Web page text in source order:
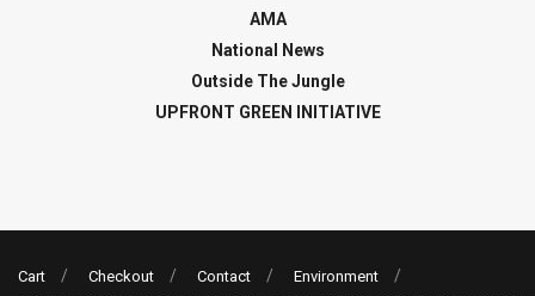
AMA
National News
Outside The Jungle
UPFRONT GREEN INITIATIVE
Cart Checkout Contact
Environment